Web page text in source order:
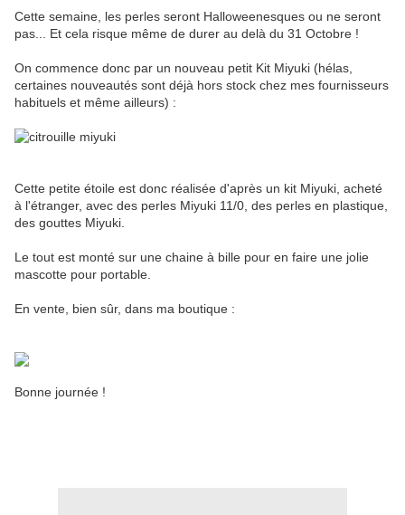
Cette semaine, les perles seront Halloweenesques ou ne seront
pas... Et cela risque même de durer au delà du 31 Octobre !
On commence donc par un nouveau petit Kit Miyuki (hélas,
certaines nouveautés sont déjà hors stock chez mes fournisseurs
habituels et même ailleurs) :
Cette petite étoile est donc réalisée d'après un kit Miyuki, acheté
à l'étranger, avec des perles Miyuki 11/0, des perles en plastique,
des gouttes Miyuki.
Le tout est monté sur une chaine à bille pour en faire une jolie
mascotte pour portable.
En vente, bien sûr, dans ma boutique :
Bonne journée !